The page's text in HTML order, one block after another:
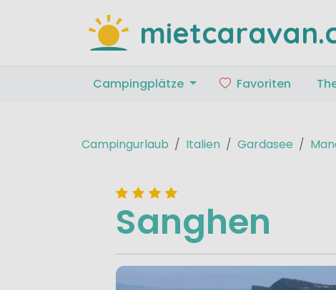
Campingplätze Favoriten
Campingurlaub Italien Gardasee
Sanghen